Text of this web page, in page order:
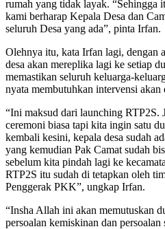
rumah yang tidak layak. “Sehingga
kami berharap Kepala Desa dan
seluruh Desa yang ada”, pinta Irfan.
Olehnya itu, kata Irfan lagi, dengan
desa akan mereplika lagi ke setiap
memastikan seluruh keluarga-
nyata membutuhkan intervensi akan
“Ini maksud dari launching RTP2S.
ceremoni biasa tapi kita ingin satu
kembali kesini, kepala desa sudah
yang kemudian Pak Camat sudah
sebelum kita pindah lagi ke
RTP2S itu sudah di tetapkan oleh
Penggerak PKK”, ungkap Irfan.
“Insha Allah ini akan memutuskan
persoalan kemiskinan dan